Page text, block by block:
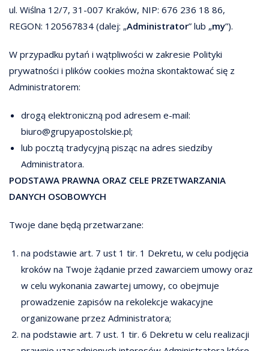
ul. Wiślna 12/7, 31-007 Kraków, NIP: 676 236 18 86,
REGON: 120567834 (dalej: „Administrator” lub „my”).
W przypadku pytań i wątpliwości w zakresie Polityki
prywatności i plików cookies można skontaktować się z
Administratorem:
drogą elektroniczną pod adresem e-mail:
biuro@grupyapostolskie.pl;
lub pocztą tradycyjną pisząc na adres siedziby
Administratora.
PODSTAWA PRAWNA ORAZ CELE PRZETWARZANIA
DANYCH OSOBOWYCH
Twoje dane będą przetwarzane:
na podstawie art. 7 ust 1 tir. 1 Dekretu, w celu podjęcia
kroków na Twoje żądanie przed zawarciem umowy oraz
w celu wykonania zawartej umowy, co obejmuje
prowadzenie zapisów na rekolekcje wakacyjne
organizowane przez Administratora;
na podstawie art. 7 ust. 1 tir. 6 Dekretu w celu realizacji